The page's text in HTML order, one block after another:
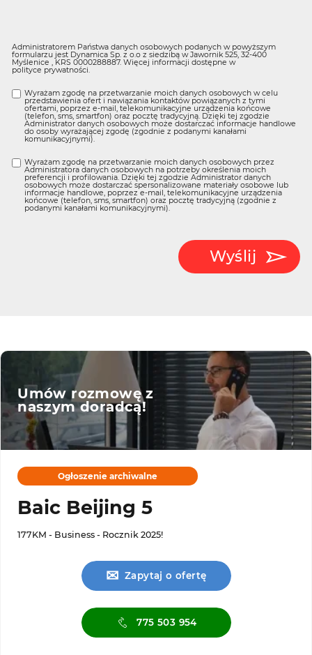
Administratorem Państwa danych osobowych podanych w powyższym
formularzu jest Dynamica Sp. z o.o z siedzibą w Jawornik 525, 32-400
Myślenice , KRS 0000288887. Więcej informacji dostępne w
polityce prywatności.
Wyrażam zgodę na przetwarzanie moich danych osobowych w celu
przedstawienia ofert i nawiązania kontaktów powiązanych z tymi
ofertami, poprzez e-mail, telekomunikacyjne urządzenia końcowe
(telefon, sms, smartfon) oraz pocztę tradycyjną. Dzięki tej zgodzie
Administrator danych osobowych może dostarczać informacje handlowe
do osoby wyrażającej zgodę (zgodnie z podanymi kanałami
komunikacyjnymi).
Wyrażam zgodę na przetwarzanie moich danych osobowych przez
Administratora danych osobowych na potrzeby określenia moich
preferencji i profilowania. Dzięki tej zgodzie Administrator danych
osobowych może dostarczać spersonalizowane materiały osobowe lub
informacje handlowe, poprzez e-mail, telekomunikacyjne urządzenia
końcowe (telefon, sms, smartfon) oraz pocztę tradycyjną (zgodnie z
podanymi kanałami komunikacyjnymi).
Wyślij
Umów rozmowę z
naszym doradcą!
Ogłoszenie archiwalne
Baic Beijing 5
177KM - Business - Rocznik 2025!
✉ Zapytaj o ofertę
775 503 954